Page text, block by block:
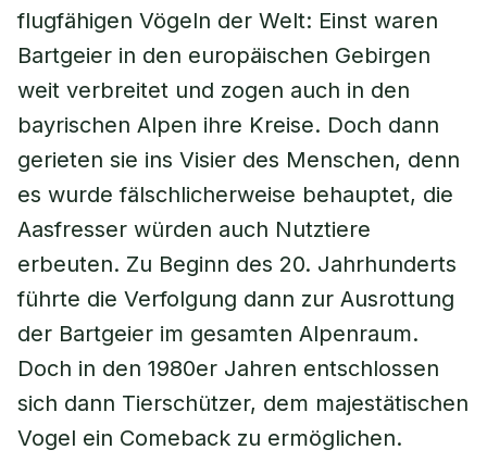
flugfähigen Vögeln der Welt: Einst waren
Bartgeier in den europäischen Gebirgen
weit verbreitet und zogen auch in den
bayrischen Alpen ihre Kreise. Doch dann
gerieten sie ins Visier des Menschen, denn
es wurde fälschlicherweise behauptet, die
Aasfresser würden auch Nutztiere
erbeuten. Zu Beginn des 20. Jahrhunderts
führte die Verfolgung dann zur Ausrottung
der Bartgeier im gesamten Alpenraum.
Doch in den 1980er Jahren entschlossen
sich dann Tierschützer, dem majestätischen
Vogel ein Comeback zu ermöglichen.